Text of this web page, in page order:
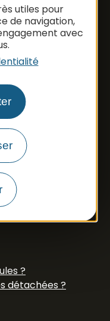
utiles pour
de navigation,
avec
Polonais
83
?
détachées ?